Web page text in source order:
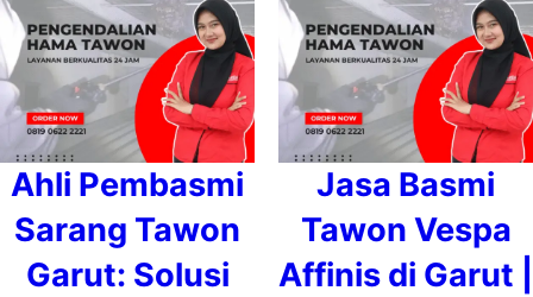
Ahli Pembasmi
Sarang Tawon
Garut: Solusi
Jasa Basmi
Tawon Vespa
Affinis di Garut |